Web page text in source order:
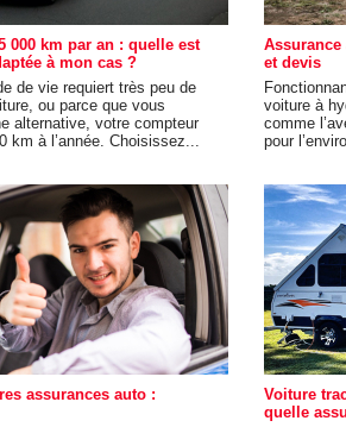
000 km par an : quelle est
à mon cas ?
de vie requiert très peu de
ou parce que vous
alternative, votre compteur
km à l’année. Choisissez...
et devis
voiture à
comme
pour
assurances auto :
Voiture
quelle